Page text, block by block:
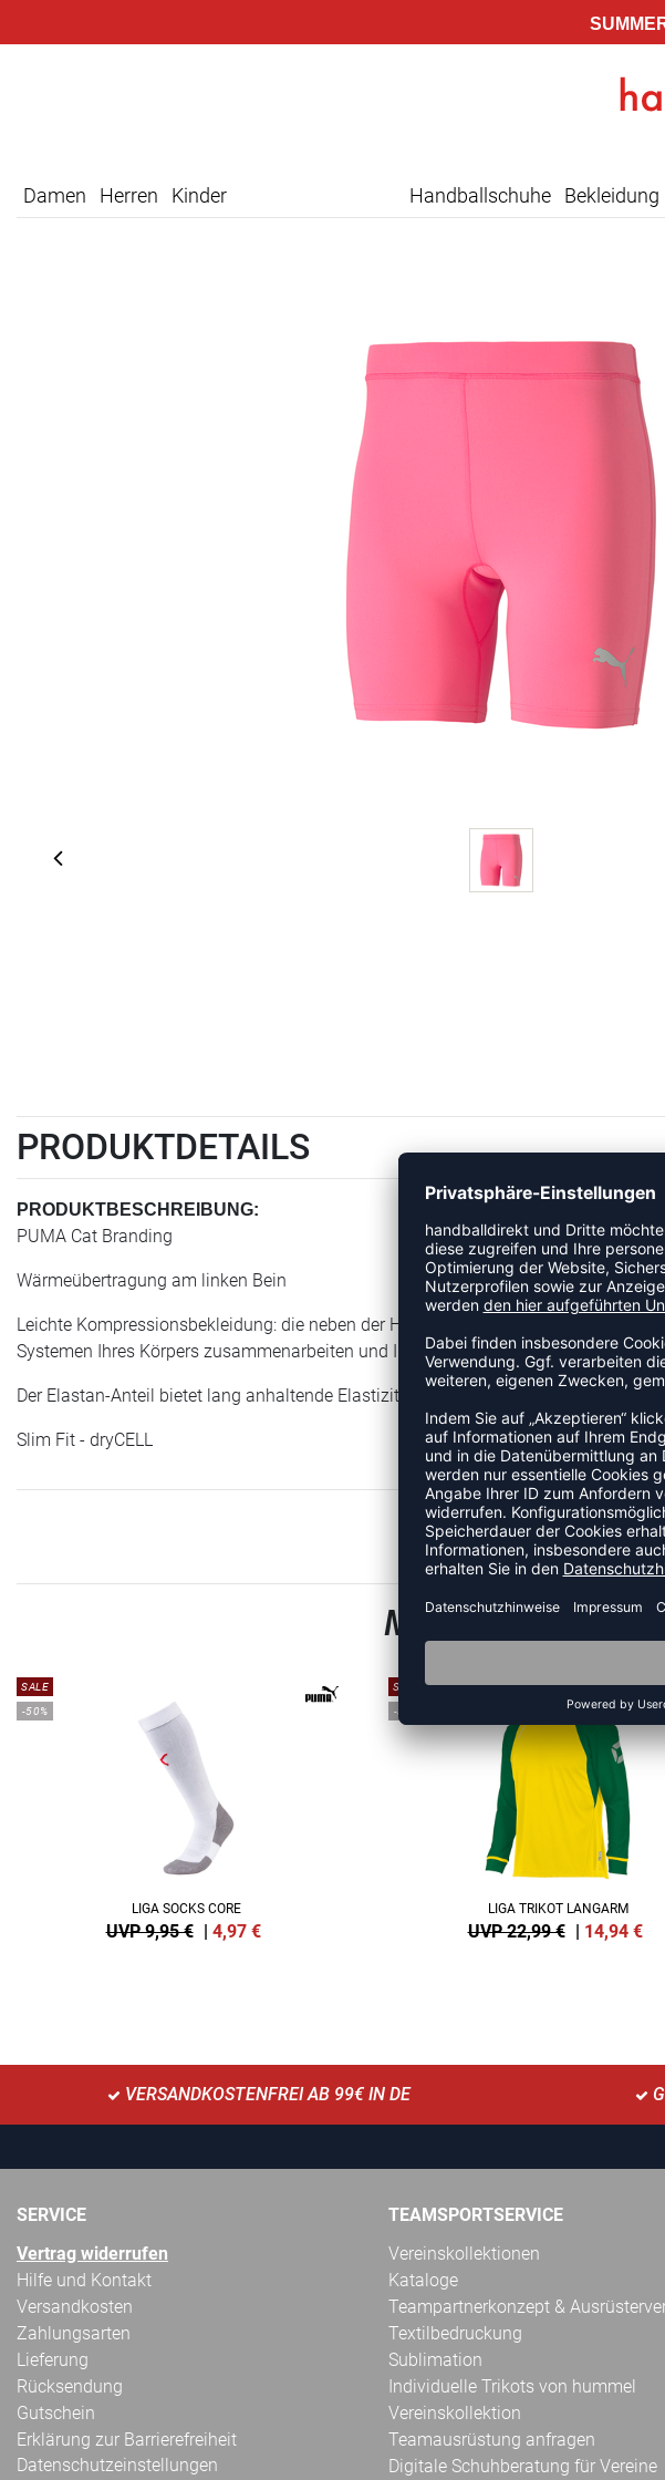
Damen Herren Kinder Handballschuhe Bekleidung
PRODUKTDETAILS
PRODUKTBESCHREIBUNG:
PUMA Cat Branding
Wärmeübertragung am linken Bein
Leichte Kompressionsbekleidung: die neben der Haut liegenden Schichten sind so
Systemen Ihres Körpers zusammenarbeiten und Ihnen helfen, Ihre Leistung zu
Der Elastan-Anteil bietet lang anhaltende Elastizität für verbesserte
Slim Fit - dryCELL
MEHR AUS DER
SALE
-50%
LIGA SOCKS CORE
UVP 9,95 € | 4,97 €
SALE
-35%
LIGA TRIKOT LANGARM
UVP 22,99 € | 14,94 €
VERSANDKOSTENFREI AB 99€ IN DE
SERVICE
Vertrag widerrufen
Hilfe und Kontakt
Versandkosten
Zahlungsarten
Lieferung
Rücksendung
Gutschein
Erklärung zur Barrierefreiheit
Datenschutzeinstellungen
TEAMSPORTSERVICE
Vereinskollektionen
Kataloge
Teampartnerkonzept &
Textilbedruckung
Sublimation
Individuelle Trikots von hummel
Vereinskollektion
Teamausrüstung anfragen
Digitale Schuhberatung für Vereine